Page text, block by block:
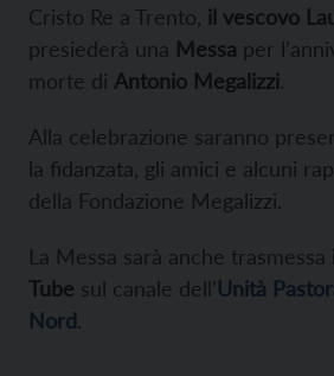
Cristo Re a Trento, il vescovo
presiederà una Messa per
morte di Antonio Megalizzi.
Alla celebrazione saranno
la fidanzata, gli amici e alcuni
della Fondazione Megalizzi.
La Messa sarà anche trasmessa
Tube sul canale dell’Unità
Nord.